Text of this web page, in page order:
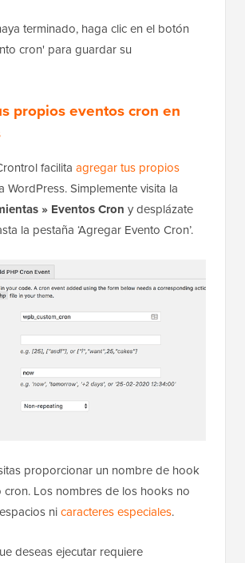
terminado, haga clic en el botón
cron' para guardar su
propios eventos cron en
facilita agregar tus propios
WordPress. Simplemente visita la
» Eventos Cron y desplázate
la pestaña ‘Agregar Evento Cron’.
proporcionar un nombre de hook
cron. Los nombres de los hooks no
nicaracteres especiales.
deseas ejecutar requiere